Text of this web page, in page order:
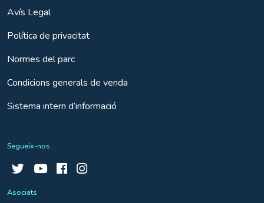
Avís Legal
Política de privacitat
Normes del parc
Condicions generals de venda
Sistema intern d’informació
Segueix-nos
Asociats